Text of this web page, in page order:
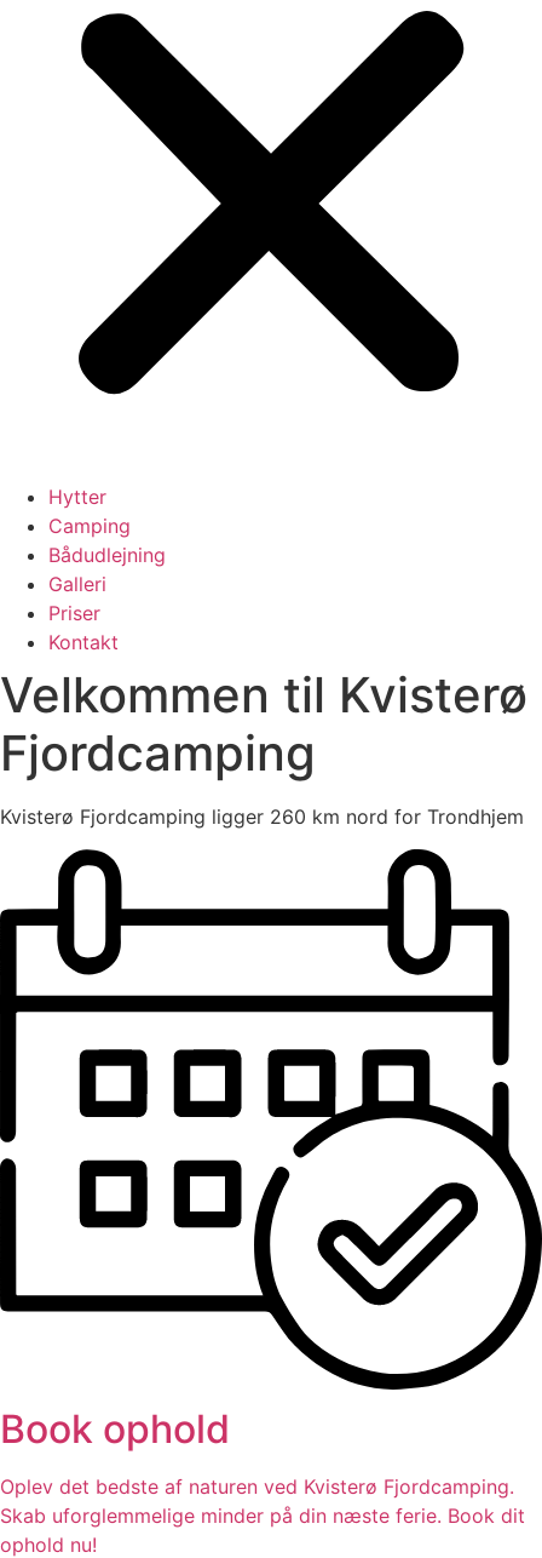
Hytter
Camping
Bådudlejning
Galleri
Priser
Kontakt
Velkommen til Kvisterø
Fjordcamping
Kvisterø Fjordcamping ligger 260 km nord for Trondhjem
Book ophold
Oplev det bedste af naturen ved Kvisterø Fjordcamping.
Skab uforglemmelige minder på din næste ferie. Book dit
ophold nu!